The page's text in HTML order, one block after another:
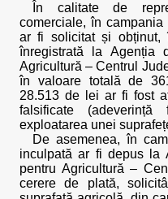
În calitate de
comerciale, în
ar fi solicitat și obținut,
înregistrată la Agenția
Agricultură – Centrul
în valoare totală de
28.513 de lei ar fi fost
falsificate
exploatarea unei
De asemenea, în
inculpată ar fi depus la
pentru Agricultură –
cerere de plată,